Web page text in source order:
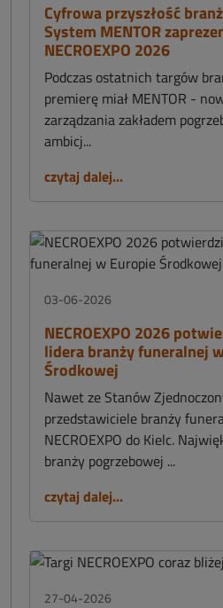
Cyfrowa przyszłość
System MENTOR
NECROEXPO 2026
Podczas ostatnich targów
premierę miał MENTOR -
zarządzania zakładem
ambicj...
czytaj dalej...
03-06-2026
NECROEXPO 2026
lidera branży funeralnej
Środkowej
Nawet ze Stanów
przedstawiciele branży
NECROEXPO do Kielc.
branży pogrzebowej ...
czytaj dalej...
27-04-2026